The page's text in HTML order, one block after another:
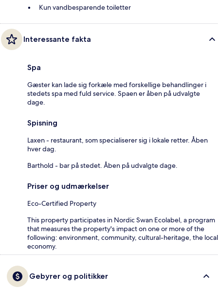
Kun vandbesparende toiletter
Interessante fakta
Spa
Gæster kan lade sig forkæle med forskellige behandlinger i
stedets spa med fuld service. Spaen er åben på udvalgte
dage.
Spisning
Laxen - restaurant, som specialiserer sig i lokale retter. Åben
hver dag.
Barthold - bar på stedet. Åben på udvalgte dage.
Priser og udmærkelser
Eco-Certified Property
This property participates in Nordic Swan Ecolabel, a program
that measures the property's impact on one or more of the
following: environment, community, cultural-heritage, the local
economy.
Gebyrer og politikker